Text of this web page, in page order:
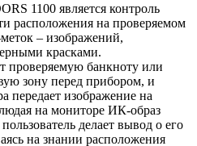
1100 является контроль
расположения на проверяемом
– изображений,
красками.
проверяемую банкноту или
зону перед прибором, и
передает изображение на
на мониторе ИК-образ
делает вывод о его
на знании расположения